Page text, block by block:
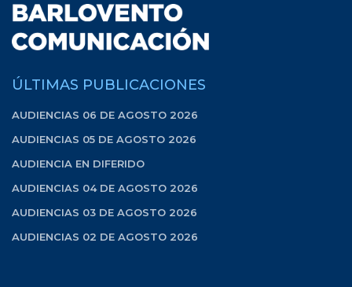
ÚLTIMAS PUBLICACIONES
AUDIENCIAS 06 DE AGOSTO 2026
AUDIENCIAS 05 DE AGOSTO 2026
AUDIENCIA EN DIFERIDO
AUDIENCIAS 04 DE AGOSTO 2026
AUDIENCIAS 03 DE AGOSTO 2026
AUDIENCIAS 02 DE AGOSTO 2026